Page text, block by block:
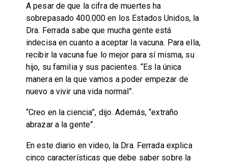
A pesar de que la cifra de muertes ha
sobrepasado 400.000 en los Estados Unidos, la
Dra. Ferrada sabe que mucha gente está
indecisa en cuanto a aceptar la vacuna. Para ella,
recibir la vacuna fue lo mejor para sí misma, su
hijo, su familia y sus pacientes. “Es la única
manera en la que vamos a poder empezar de
nuevo a vivir una vida normal”.
“Creo en la ciencia”, dijo. Además, “extraño
abrazar a la gente”.
En este diario en video, la Dra. Ferrada explica
cinco características que debe saber sobre la